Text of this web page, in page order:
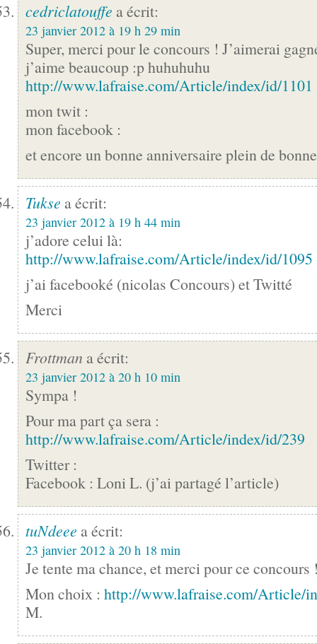
cedriclatouffe a écrit:
23 janvier 2012 à 19 h 29 min
Super, merci pour le concours ! J’aimerai
j’aime beaucoup :p huhuhuhu
http://www.lafraise.com/Article/index/id/1101
mon twit :
mon facebook :
et encore un bonne anniversaire plein de
Tukse a écrit:
23 janvier 2012 à 19 h 44 min
j’adore celui là:
http://www.lafraise.com/Article/index/id/1095
j’ai facebooké (nicolas Concours) et Twitté
Merci
Frottman a écrit:
23 janvier 2012 à 20 h 10 min
Sympa !
Pour ma part ça sera :
http://www.lafraise.com/Article/index/id/239
Twitter :
Facebook : Loni L. (j’ai partagé l’article)
tuNdeee a écrit:
23 janvier 2012 à 20 h 18 min
Je tente ma chance, et merci pour ce concours
Mon choix : http://www.lafraise.com/Article/
M.